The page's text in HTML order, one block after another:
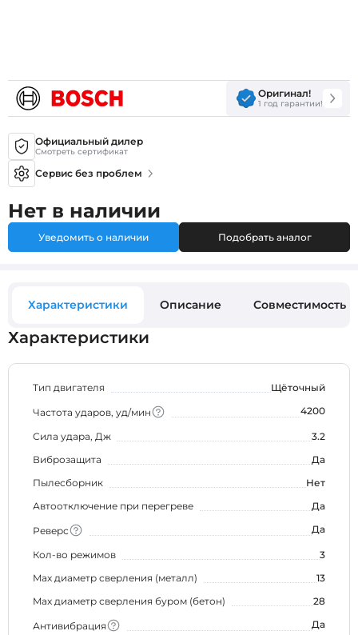
Оригинал!
1 год гарантии!
Официальный дилер
Смотреть сертификат
Сервис без проблем
Нет в наличии
Уведомить о наличии Подобрать аналог
Характеристики Описание Совместимость
Характеристики
Тип двигателя Щёточный
Частота ударов, уд/мин 4200
Сила удара, Дж
3.2
Виброзащита
Да
Пылесборник
Нет
Автоотключение при перегреве
Да
Реверс Да
Кол-во режимов
3
Max диаметр сверления (металл)
13
Max диаметр сверления буром (бетон)
28
Антивибрация Да